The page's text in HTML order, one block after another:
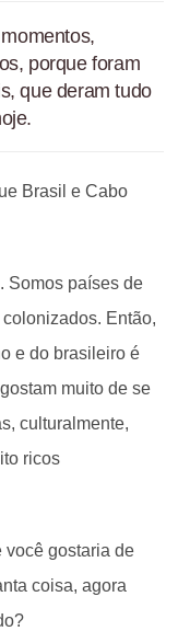
porque foram
que deram tudo
Brasil e Cabo
Somos países de
Então,
e do brasileiro é
muito de se
culturalmente,
ricos
você gostaria de
coisa, agora